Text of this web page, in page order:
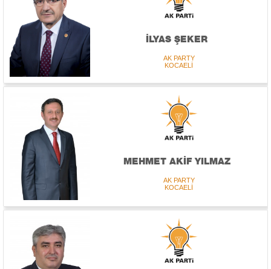
İLYAS ŞEKER
AK PARTY
KOCAELİ
MEHMET AKİF YILMAZ
AK PARTY
KOCAELİ